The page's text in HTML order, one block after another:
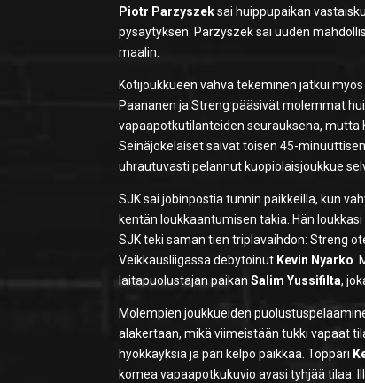
Piotr Parzyszeksai huippupaikan
pysäytyksen. Parzyszek sai uuden
maalin.
Kotijoukkueen vahva tekeminen jatkui
Paananen ja Streng pääsivät molemmat
vapaapotkutilanteiden seurauksena, mutta
Seinäjokelaiset saivat toisen 45-
uhrautuvasti pelannut kuopiolaisjoukkue
SJK sai jobinpostia tunnin paikkeilla, kun
kentän loukkaantumisen takia. Hän
SJK teki saman tien triplavaihdon: Streng
Veikkausliigassa debytoinut Kevin Nyarko.
laitapuolustajan paikanSalim Yussifilta,
Molempien joukkueiden
alakertaan, mikä viimeistään tukki vapaat
hyökkäyksiä ja pari kelpo paikkaa. Toppari
komea vapaapotkukuvio avasi tyhjää tilaa.